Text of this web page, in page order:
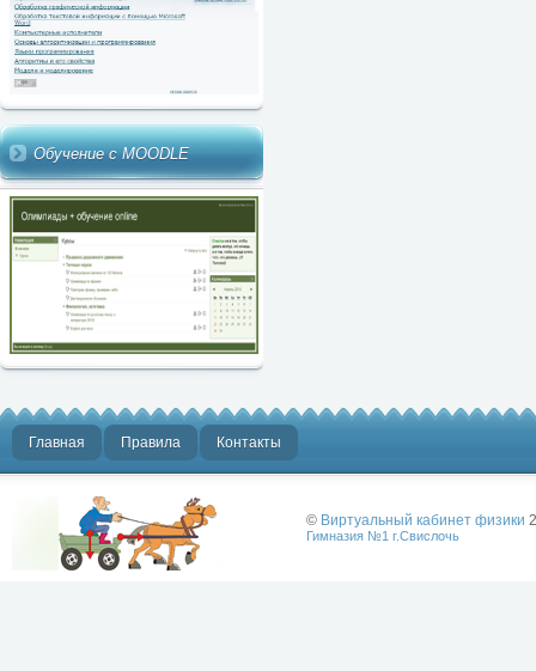
Обучение с MOODLE
Главная Правила Контакты
© Виртуальный кабинет физики
Гимназия №1 г.Свислочь